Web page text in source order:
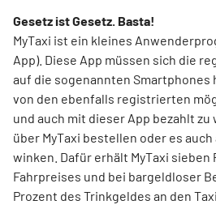
Gesetz ist Gesetz. Basta!
MyTaxi ist ein kleines
App). Diese App müssen sich die
auf die sogenannten Smartphones
von den ebenfalls registrierten
und auch mit dieser App bezahlt
über MyTaxi bestellen oder es
winken. Dafür erhält MyTaxi sieben
Fahrpreises und bei bargeldloser
Prozent des Trinkgeldes an den